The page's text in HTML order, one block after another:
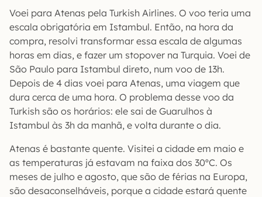
Voei para Atenas pela Turkish Airlines. O voo teria uma
escala obrigatória em Istambul. Então, na hora da
compra, resolvi transformar essa escala de algumas
horas em dias, e fazer um stopover na Turquia. Voei de
São Paulo para Istambul direto, num voo de 13h.
Depois de 4 dias voei para Atenas, uma viagem que
dura cerca de uma hora. O problema desse voo da
Turkish são os horários: ele sai de Guarulhos à
Istambul às 3h da manhã, e volta durante o dia.
Atenas é bastante quente. Visitei a cidade em maio e
as temperaturas já estavam na faixa dos 30ºC. Os
meses de julho e agosto, que são de férias na Europa,
são desaconselháveis, porque a cidade estará quente